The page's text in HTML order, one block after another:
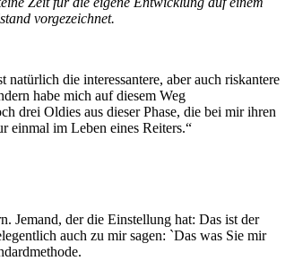
vorgezeichnet.
die interessantere, aber auch riskantere
habe mich auf diesem Weg
drei Oldies aus dieser Phase, die bei mir ihren
einmal im Leben eines Reiters.“
Jemand, der die Einstellung hat: Das ist der
auch zu mir sagen: `Das was Sie mir